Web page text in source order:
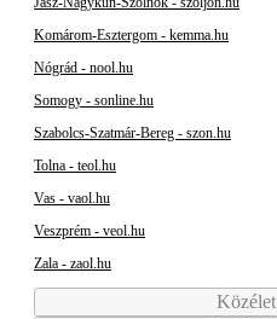
Komárom-Esztergom - kemma.hu
Nógrád - nool.hu
Somogy - sonline.hu
Szabolcs-Szatmár-Bereg - szon.hu
Tolna - teol.hu
Vas - vaol.hu
Veszprém - veol.hu
Zala - zaol.hu
Közélet